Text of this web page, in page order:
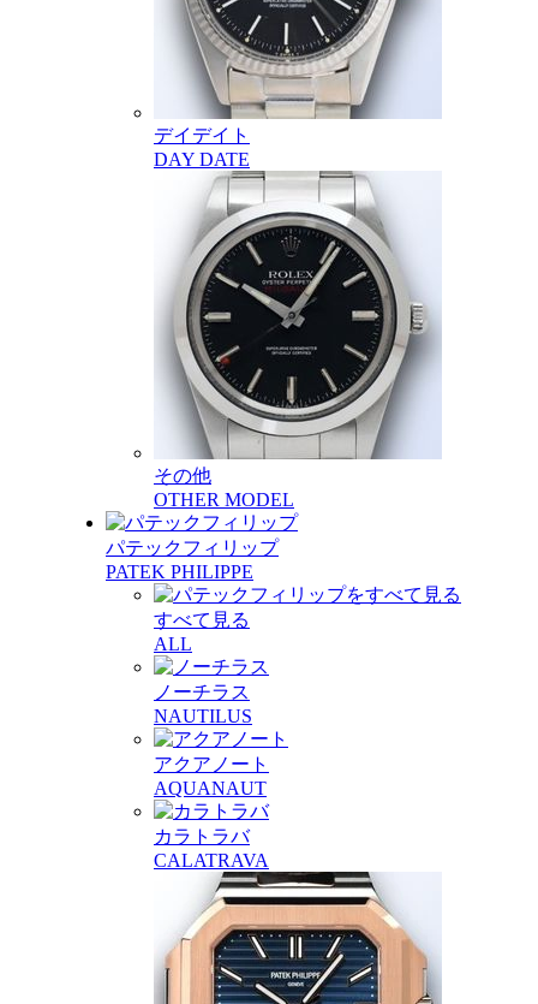
デイデイト
DAY DATE
その他
OTHER MODEL
パテックフィリップ
PATEK PHILIPPE
すべて見る
ALL
ノーチラス
NAUTILUS
アクアノート
AQUANAUT
カラトラバ
CALATRAVA